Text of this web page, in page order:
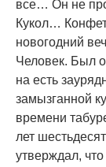
все… Он не
Кукол…
новогодний
Человек. Был
на есть
замызганной
времени
лет
утверждал,